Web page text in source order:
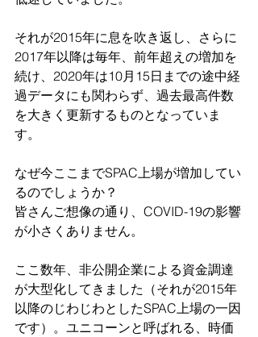
それが2015年に息を吹き返し、さらに
2017年以降は毎年、前年超えの増加を
続け、2020年は10月15日までの途中経
過データにも関わらず、過去最高件数
を大きく更新するものとなっていま
す。
なぜ今ここまでSPAC上場が増加してい
るのでしょうか？
皆さんご想像の通り、COVID-19の影響
が小さくありません。
ここ数年、非公開企業による資金調達
が大型化してきました（それが2015年
以降のじわじわとしたSPAC上場の一因
です）。ユニコーンと呼ばれる、時価